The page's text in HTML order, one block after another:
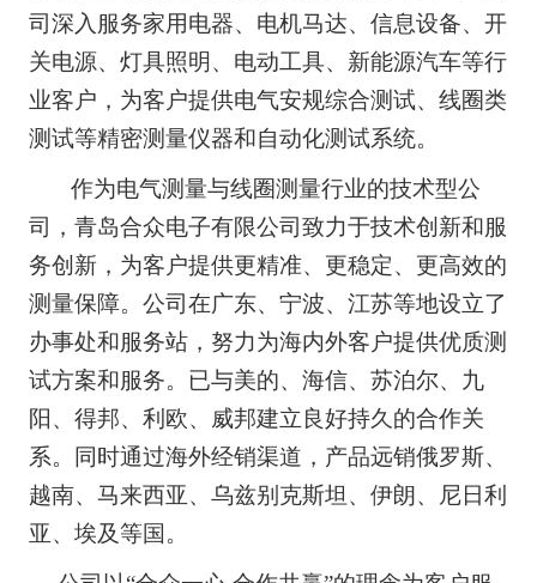
司深入服务家用电器、电机马达、信息设备、开
关电源、灯具照明、电动工具、新能源汽车等行
业客户，为客户提供电气安规综合测试、线圈类
测试等精密测量仪器和自动化测试系统。
作为电气测量与线圈测量行业的技术型公
司，青岛合众电子有限公司致力于技术创新和服
务创新，为客户提供更精准、更稳定、更高效的
测量保障。公司在广东、宁波、江苏等地设立了
办事处和服务站，努力为海内外客户提供优质测
试方案和服务。已与美的、海信、苏泊尔、九
阳、得邦、利欧、威邦建立良好持久的合作关
系。同时通过海外经销渠道，产品远销俄罗斯、
越南、马来西亚、乌兹别克斯坦、伊朗、尼日利
亚、埃及等国。